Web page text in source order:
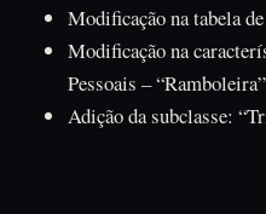
Modificação na tabela
Modificação na
Pessoais –
Adição da subclasse: